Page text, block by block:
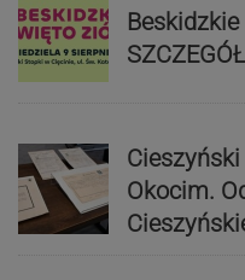
Okocim.